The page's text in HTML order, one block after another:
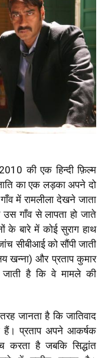
की एक हिन्दी फ़िल्म
का एक लड़का अपने दो
में रामलीला देखने जाता
उस गाँव से लापता हो जाते
के बारे में कोई सुराग हाथ
सीबीआई को सौंपी जाती
खन्ना) और प्रताप कुमार
जाती है कि वे मामले की
जानता है कि जातिवाद
हैं। प्रताप अपने आकर्षक
करता है जबकि सिद्धांत